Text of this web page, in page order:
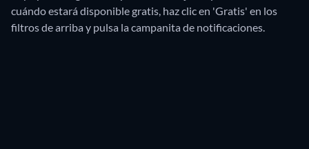
cuándo estará disponible gratis, haz clic en 'Gratis' en los
filtros de arriba y pulsa la campanita de notificaciones.